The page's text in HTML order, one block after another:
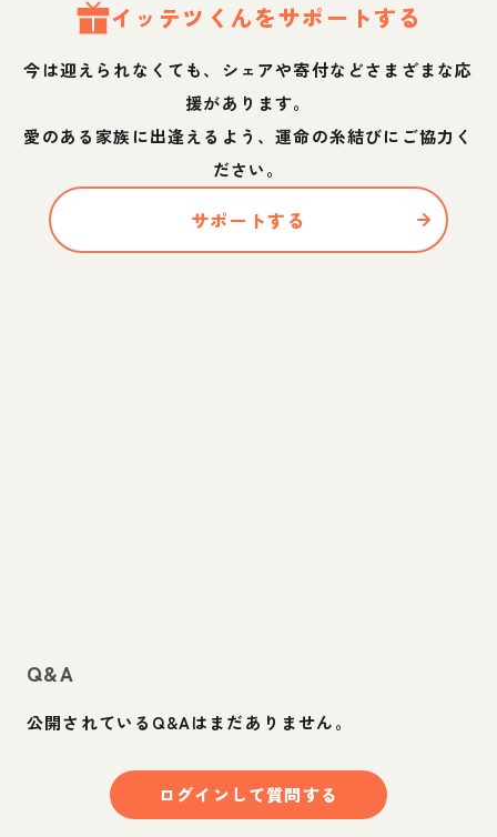
イッテツ くんをサポートする
今は迎えられなくても、シェアや寄付などさまざまな応
援があります。
愛のある家族に出逢えるよう、運命の糸結びにご協力く
ださい。
サポートする
Q&A
公開されているQ&Aはまだありません。
ログインして質問する